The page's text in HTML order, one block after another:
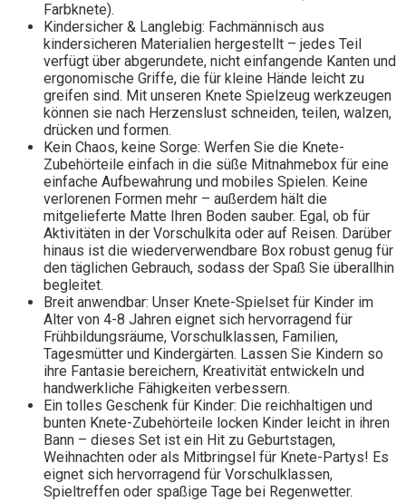
Farbknete).
Kindersicher & Langlebig: Fachmännisch aus
kindersicheren Materialien hergestellt – jedes Teil
verfügt über abgerundete, nicht einfangende Kanten und
ergonomische Griffe, die für kleine Hände leicht zu
greifen sind. Mit unseren Knete Spielzeug werkzeugen
können sie nach Herzenslust schneiden, teilen, walzen,
drücken und formen.
Kein Chaos, keine Sorge: Werfen Sie die Knete-
Zubehörteile einfach in die süße Mitnahmebox für eine
einfache Aufbewahrung und mobiles Spielen. Keine
verlorenen Formen mehr – außerdem hält die
mitgelieferte Matte Ihren Boden sauber. Egal, ob für
Aktivitäten in der Vorschulkita oder auf Reisen. Darüber
hinaus ist die wiederverwendbare Box robust genug für
den täglichen Gebrauch, sodass der Spaß Sie überallhin
begleitet.
Breit anwendbar: Unser Knete-Spielset für Kinder im
Alter von 4-8 Jahren eignet sich hervorragend für
Frühbildungsräume, Vorschulklassen, Familien,
Tagesmütter und Kindergärten. Lassen Sie Kindern so
ihre Fantasie bereichern, Kreativität entwickeln und
handwerkliche Fähigkeiten verbessern.
Ein tolles Geschenk für Kinder: Die reichhaltigen und
bunten Knete-Zubehörteile locken Kinder leicht in ihren
Bann – dieses Set ist ein Hit zu Geburtstagen,
Weihnachten oder als Mitbringsel für Knete-Partys! Es
eignet sich hervorragend für Vorschulklassen,
Spieltreffen oder spaßige Tage bei Regenwetter.